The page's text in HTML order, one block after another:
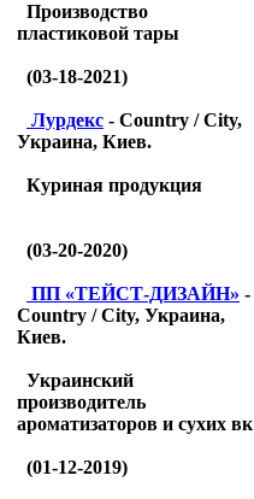
Производство
пластиковой тары
(03-18-2021)
Лурдекс - Country / City,
Украина, Киев.
Куриная продукция
(03-20-2020)
ПП «ТЕЙСТ-ДИЗАЙН» -
Country / City, Украина,
Киев.
Украинский
производитель
ароматизаторов и сухих вк
(01-12-2019)